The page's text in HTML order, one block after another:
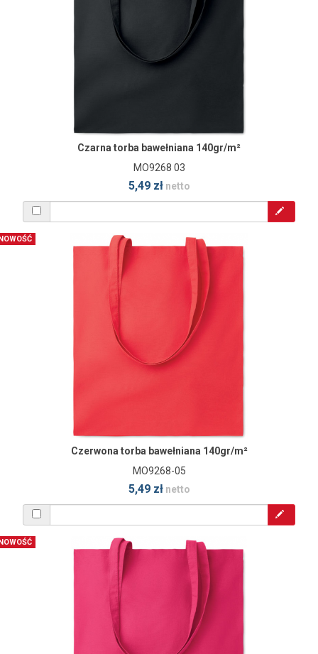
Czarna torba bawełniana 140gr/m²
MO9268 03
5,49 złnetto
Czerwona torba bawełniana 140gr/m²
MO9268-05
5,49 złnetto